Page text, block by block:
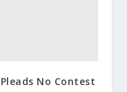
No Contest